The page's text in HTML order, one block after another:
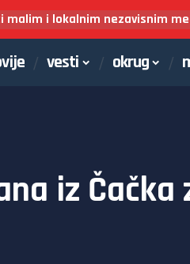
i lokalnim nezavisnim
vesti okrug
iz